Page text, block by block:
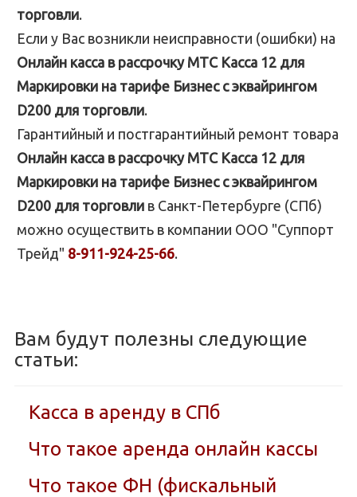
торговли.
Если у Вас возникли неисправности (ошибки) на
Онлайн касса в рассрочку МТС Касса 12 для
Маркировки на тарифе Бизнес с эквайрингом
D200 для торговли.
Гарантийный и постгарантийный ремонт товара
Онлайн касса в рассрочку МТС Касса 12 для
Маркировки на тарифе Бизнес с эквайрингом
D200 для торговли в Санкт-Петербурге (СПб)
можно осуществить в компании ООО "Суппорт
Трейд" 8-911-924-25-66.
Вам будут полезны следующие
статьи:
Касса в аренду в СПб
Что такое аренда онлайн кассы
Что такое ФН (фискальный